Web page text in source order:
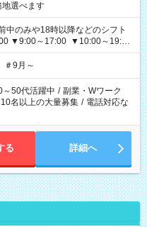
選べます
中のみや18時以降などのシフト
▼9:00～17:00 ▼10:00～19:00
＃9月～
～50代活躍中 / 副業・Wワーク
10名以上の大量募集 / 電話対応な
る 詳細へ